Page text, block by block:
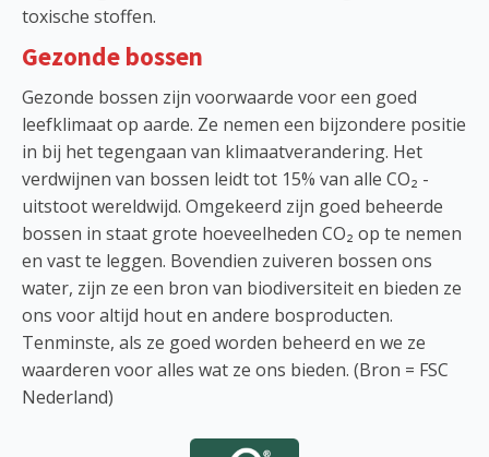
toxische stoffen.
Gezonde bossen
Gezonde bossen zijn voorwaarde voor een goed
leefklimaat op aarde. Ze nemen een bijzondere positie
in bij het tegengaan van klimaatverandering. Het
verdwijnen van bossen leidt tot 15% van alle CO₂ -
uitstoot wereldwijd. Omgekeerd zijn goed beheerde
bossen in staat grote hoeveelheden CO₂ op te nemen
en vast te leggen. Bovendien zuiveren bossen ons
water, zijn ze een bron van biodiversiteit en bieden ze
ons voor altijd hout en andere bosproducten.
Tenminste, als ze goed worden beheerd en we ze
waarderen voor alles wat ze ons bieden. (Bron = FSC
Nederland)